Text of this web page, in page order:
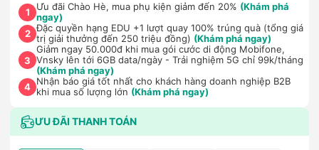
1 Ưu đãi Chào Hè, mua phụ kiện giảm đến 20% (Khám phá
ngay)
2 Đặc quyền hạng EDU +1 lượt quay 100% trúng quà (tổng giá
trị giải thưởng đến 250 triệu đồng) (Khám phá ngay)
3
Giảm ngay 50.000đ khi mua gói cước di động Mobifone,
Vnsky lên tới 6GB data/ngày - Trải nghiệm 5G chỉ 99k/tháng
(Khám phá ngay)
4 Nhận báo giá tốt nhất cho khách hàng doanh nghiệp B2B
khi mua số lượng lớn (Khám phá ngay)
ƯU ĐÃI THANH TOÁN